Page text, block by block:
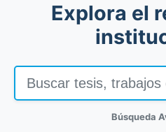
Explora el
Búsqueda